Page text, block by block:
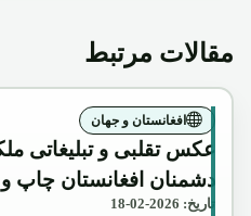
مقالات مرتبط
افغانستان و جهان
عکس تقلبی و تبلیغاتی
دشمنان افغانستان چاپ و
تاریخ: 2026-02-18